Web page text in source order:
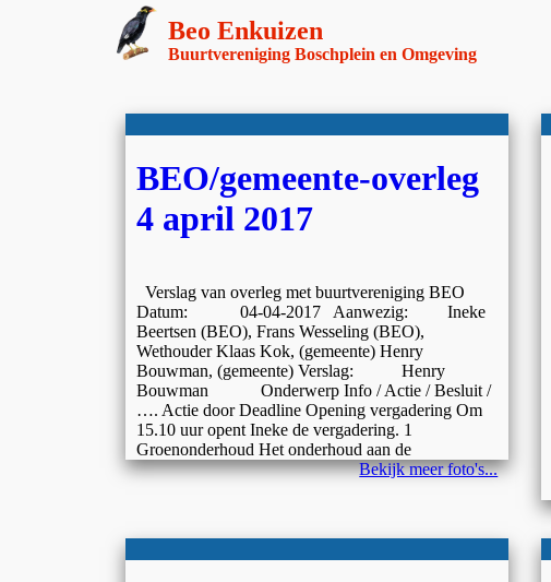
Beo Enkuizen
Buurtvereniging Boschplein en Omgeving
BEO/gemeente-overleg
4 april 2017
Verslag van overleg met buurtvereniging BEO
Datum: 04-04-2017 Aanwezig: Ineke
Beertsen (BEO), Frans Wesseling (BEO),
Wethouder Klaas Kok, (gemeente) Henry
Bouwman, (gemeente) Verslag: Henry
Bouwman Onderwerp Info / Actie / Besluit /
…. Actie door Deadline Opening vergadering Om
15.10 uur opent Ineke de vergadering. 1
Groenonderhoud Het onderhoud aan de
Bekijk meer foto's...